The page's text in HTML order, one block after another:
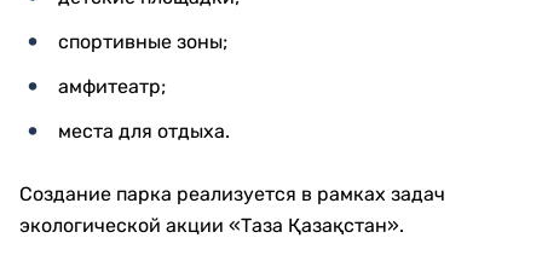
спортивные зоны;
амфитеатр;
места для отдыха.
Создание парка реализуется в рамках задач
экологической акции «Таза Қазақстан».